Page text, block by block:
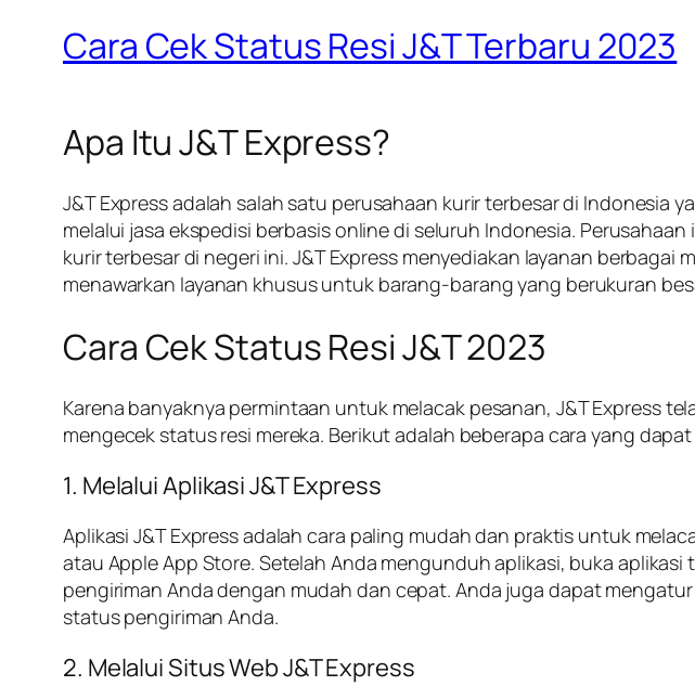
Cara Cek Status Resi J&T Terbaru 2023
Apa Itu J&T Express?
J&T Express adalah salah satu perusahaan kurir terbesar di Indonesia
melalui jasa ekspedisi berbasis online di seluruh Indonesia.
kurir terbesar di negeri ini. J&T Express menyediakan layanan
menawarkan layanan khusus untuk barang-barang yang berukuran
Cara Cek Status Resi J&T 2023
Karena banyaknya permintaan untuk melacak pesanan, J&T Express
mengecek status resi mereka. Berikut adalah beberapa cara yang
1. Melalui Aplikasi J&T Express
Aplikasi J&T Express adalah cara paling mudah dan praktis untuk
atau Apple App Store. Setelah Anda mengunduh aplikasi, buka
pengiriman Anda dengan mudah dan cepat. Anda juga dapat
status pengiriman Anda.
2. Melalui Situs Web J&T Express